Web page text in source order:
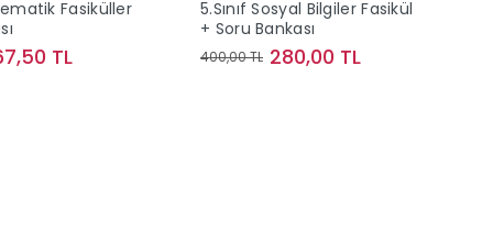
Fasiküller
TL
5.Sınıf Sosyal Bilgiler Fasikül
+ Soru Bankası
400,00 TL 280,00 TL